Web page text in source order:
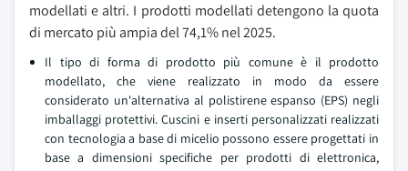
modellati e altri. I prodotti modellati detengono la quota
di mercato più ampia del 74,1% nel 2025.
Il tipo di forma di prodotto più comune è il prodotto
modellato, che viene realizzato in modo da essere
considerato un'alternativa al polistirene espanso (EPS) negli
imballaggi protettivi. Cuscini e inserti personalizzati realizzati
con tecnologia a base di micelio possono essere progettati in
base a dimensioni specifiche per prodotti di elettronica,